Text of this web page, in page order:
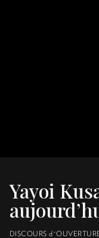
Yayoi
DISCOURS